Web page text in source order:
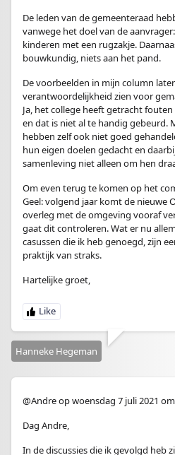
De leden van de gemeenteraad
vanwege het doel van de
kinderen met een rugzakje.
bouwkundig, niets aan het pand.
De voorbeelden in mijn column
verantwoordelijkheid zien voor
Ja, het college heeft getracht
en dat is niet al te handig gebeurd.
hebben zelf ook niet goed
hun eigen doelen gedacht en
samenleving niet alleen om hen
Om even terug te komen op het
Geel: volgend jaar komt de nieuwe
overleg met de omgeving vooraf
gaat dit controleren. Wat er nu
casussen die ik heb genoegd, zijn
praktijk van straks.
Hartelijke groet,
Hanneke Hegeman
@Andre op woensdag 7 juli 2021
Dag Andre,
In de discussies die ik gevolgd heb